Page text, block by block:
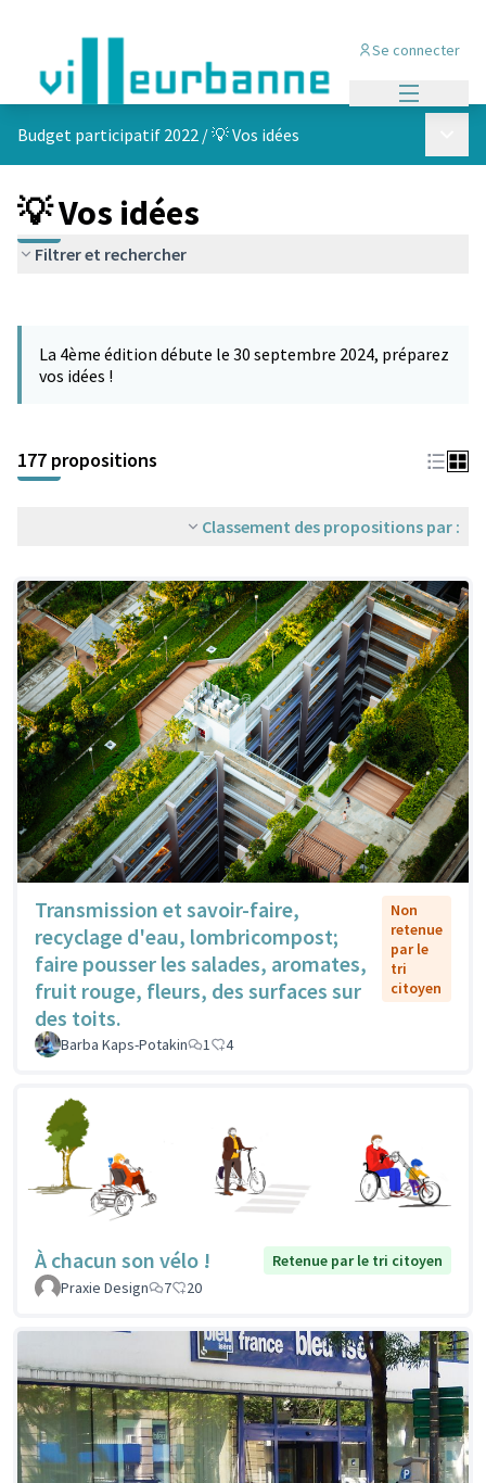
Se connecter
Budget participatif 2022 /💡 Vos idées
💡 Vos idées
Filtrer et rechercher
−
La 4ème édition débute le 30 septembre 2024, préparez
vos idées !
177 propositions
Classement des propositions par :
Transmission et savoir-faire,
recyclage d'eau, lombricompost;
faire pousser les salades, aromates,
fruit rouge, fleurs, des surfaces sur
des toits.
Non
retenue
par le
tri
citoyen
Barba Kaps-Potakin 1 4
À chacun son vélo !
Retenue par le tri citoyen
Praxie Design
7 20